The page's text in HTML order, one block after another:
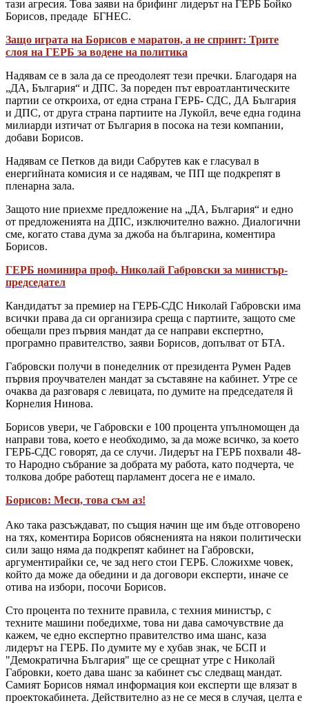
тази агресия. Това заяви на брифинг лидерът на ГЕРБ Бойко
Борисов, предаде БГНЕС.
Защо играта на Борисов е маратон, а не спринт: Трите
слоя на ГЕРБ за водене на политика
Надявам се в зала да се преодолеят тези пречки. Благодаря на
„ДА, България“ и ДПС. За пореден път евроатлантическите
партии се откроиха, от една страна ГЕРБ- СДС, ДА България
и ДПС, от друга страна партиите на Лукойл, вече една година
милиарди изтичат от България в посока на тези компании,
добави Борисов.
Надявам се Петков да види Сабрутев как е гласувал в
енергийната комисия и се надявам, че ПП ще подкрепят в
пленарна зала.
Защото ние приехме предложение на „ДА, България“ и едно
от предложенията на ДПС, изключително важно. Диалогични
сме, когато става дума за джоба на българина, коментира
Борисов.
ГЕРБ номинира проф. Николай Габровски за министър-
председател
Кандидатът за премиер на ГЕРБ-СДС Николай Габровски има
всички права да си организира среща с партиите, защото сме
обещали през първия мандат да се направи експертно,
програмно правителство, заяви Борисов, допълват от БТА.
Габровски получи в понеделник от президента Румен Радев
първия проучвателен мандат за съставяне на кабинет. Утре се
очаква да разговаря с левицата, по думите на председателя й
Корнелия Нинова.
Борисов увери, че Габровски е 100 процента упълномощен да
направи това, което е необходимо, за да може всичко, за което
ГЕРБ-СДС говорят, да се случи. Лидерът на ГЕРБ похвали 48-
то Народно събрание за добрата му работа, като подчерта, че
толкова добре работещ парламент досега не е имало.
Борисов: Меси, това съм аз!
Ако така разсъждават, по същия начин ще им бъде отговорено
на тях, коментира Борисов обясненията на някои политически
сили защо няма да подкрепят кабинет на Габровски,
аргументирайки се, че зад него стои ГЕРБ. Сложихме човек,
който да може да обедини и да договори експерти, иначе се
отива на избори, посочи Борисов.
Сто процента по техните правила, с техния министър, с
техните машини победихме, това ни дава самочувствие да
кажем, че едно експертно правителство има шанс, каза
лидерът на ГЕРБ. По думите му е хубав знак, че БСП и
"Демократична България" ще се срещнат утре с Николай
Габровки, което дава шанс за кабинет със следващ мандат.
Самият Борисов нямал информация кои експерти ще влязат в
проектокабинета. Действително аз не се меся в случая, целта е